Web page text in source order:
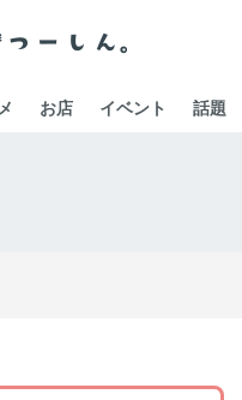
お店 イベント 話題